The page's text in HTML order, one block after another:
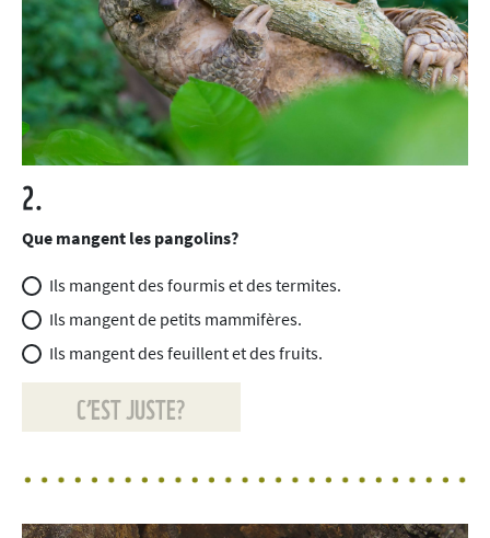
2.
Que mangent les pangolins?
Ils mangent des fourmis et des termites.
Ils mangent de petits mammifères.
Ils mangent des feuillent et des fruits.
C’EST JUSTE?